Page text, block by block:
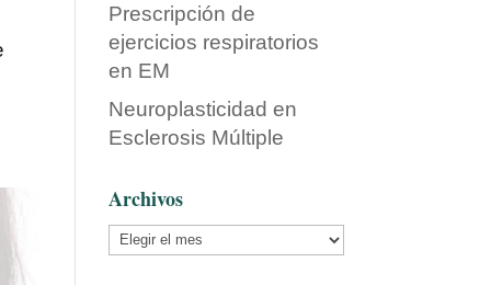
Prescripción de
ejercicios respiratorios
en EM
Neuroplasticidad en
Esclerosis Múltiple
Archivos
Archivos